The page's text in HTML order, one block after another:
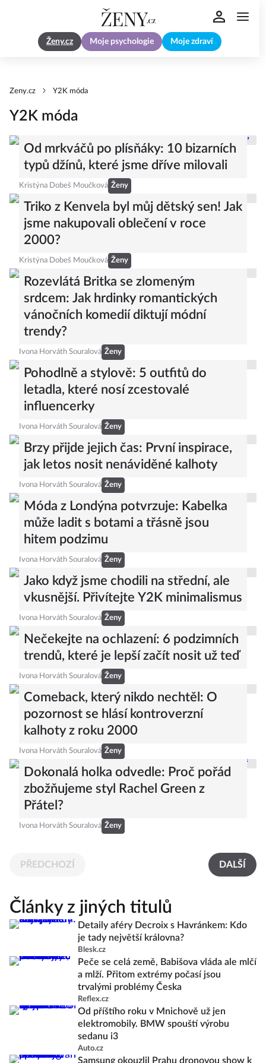
Ženy.cz Moje psychologie Moje zdraví
Zeny.cz Y2K móda
Y2K móda
Od mrkváčů po plísňáky: 10 bizarních
typů džínů, které jsme dříve milovali
Kristýna Dobeš Moučková Ženy
Triko z Kenvela byl můj dětský sen! Jak
jsme nakupovali oblečení v roce
2000?
Kristýna Dobeš Moučková Ženy
Rozevlátá Britka se zlomeným
srdcem: Jak hrdinky romantických
vánočních komedií diktují módní
trendy?
Ivona Horváth Souralová Ženy
Pohodlně a stylově: 5 outfitů do
letadla, které nosí zcestovalé
influencerky
Ivona Horváth Souralová Ženy
Brzy přijde jejich čas: První inspirace,
jak letos nosit nenáviděné kalhoty
Ivona Horváth Souralová Ženy
Móda z Londýna potvrzuje: Kabelka
může ladit s botami a třásně jsou
hitem podzimu
Ivona Horváth Souralová Ženy
Jako když jsme chodili na střední, ale
vkusnější. Přivítejte Y2K minimalismus
Ivona Horváth Souralová Ženy
Nečekejte na ochlazení: 6 podzimních
trendů, které je lepší začít nosit už teď
Ivona Horváth Souralová Ženy
Comeback, který nikdo nechtěl: O
pozornost se hlásí kontroverzní
kalhoty z roku 2000
Ivona Horváth Souralová Ženy
Dokonalá holka odvedle: Proč pořád
zbožňujeme styl Rachel Green z
Přátel?
Ivona Horváth Souralová Ženy
PŘEDCHOZÍ DALŠÍ
Články z jiných titulů
Detaily aféry Decroix s Havránkem: Kdo
je tady největší královna?
Blesk.cz
Peče se celá země, Babišova vláda ale mlčí
a mlží. Přitom extrémy počasí jsou
trvalými problémy Česka
Reflex.cz
Od příštího roku v Mnichově už jen
elektromobily. BMW spouští výrobu
sedanu i3
Auto.cz
Samsung okouzlil Prahu dronovou show k